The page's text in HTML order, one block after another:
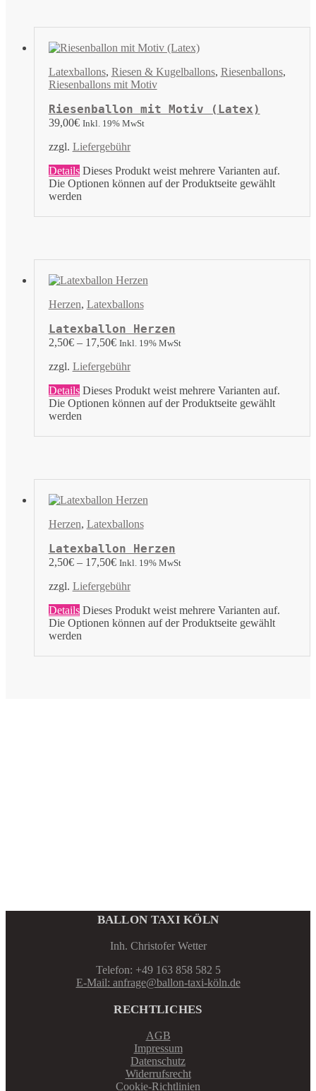
Latexballons, Riesen & Kugelballons, Riesenballons,
Riesenballons mit Motiv
Riesenballon mit Motiv (Latex)
39,00€ Inkl. 19% MwSt
zzgl. Liefergebühr
Details Dieses Produkt weist mehrere Varianten auf.
Die Optionen können auf der Produktseite gewählt
werden
Herzen, Latexballons
Latexballon Herzen
2,50€– 17,50€ Inkl. 19% MwSt
zzgl. Liefergebühr
Details Dieses Produkt weist mehrere Varianten auf.
Die Optionen können auf der Produktseite gewählt
werden
Herzen, Latexballons
Latexballon Herzen
2,50€– 17,50€ Inkl. 19% MwSt
zzgl. Liefergebühr
Details Dieses Produkt weist mehrere Varianten auf.
Die Optionen können auf der Produktseite gewählt
werden
BALLON TAXI KÖLN
Inh. Christofer Wetter
Telefon: +49 163 858 582 5
E-Mail: anfrage@ballon-taxi-köln.de
RECHTLICHES
AGB
Impressum
Datenschutz
Widerrufsrecht
Cookie-Richtlinien